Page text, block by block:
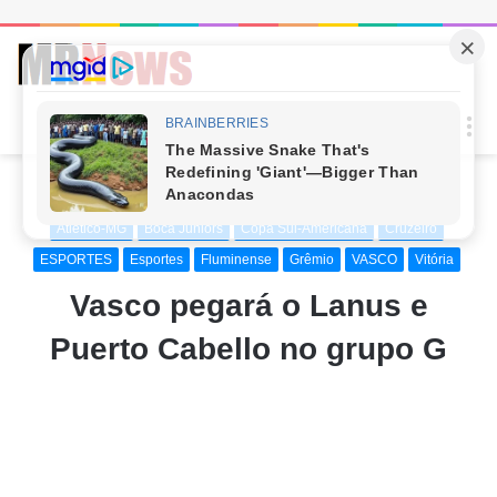
Início / ESPORTES Times Atlético-MG
Atlético-MG Boca Juniors Copa Sul-Americana
Cruzeiro
ESPORTES
Esportes Fluminense Grêmio VASCO Vitória
Vasco pegará o Lanus e
Puerto Cabello no grupo G